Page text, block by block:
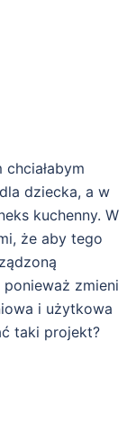
dziecka, a w
kuchenny. W
że aby tego
zmieni
i użytkowa
taki projekt?